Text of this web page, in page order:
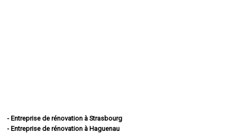
- Entreprise de rénovation à Strasbourg
- Entreprise de rénovation à Haguenau